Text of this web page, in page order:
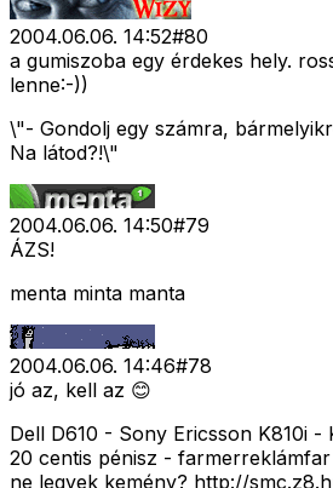
2004.06.06. 14:52#80
a gumiszoba egy érdekes hely.
lenne:-))
\"- Gondolj egy számra,
Na látod?!\"
2004.06.06. 14:50#79
ÁZS!
menta minta manta
2004.06.06. 14:46#78
jó az, kell az 😊
Dell D610 - Sony Ericsson K810i -
20 centis pénisz -
ne legyek kemény? http://